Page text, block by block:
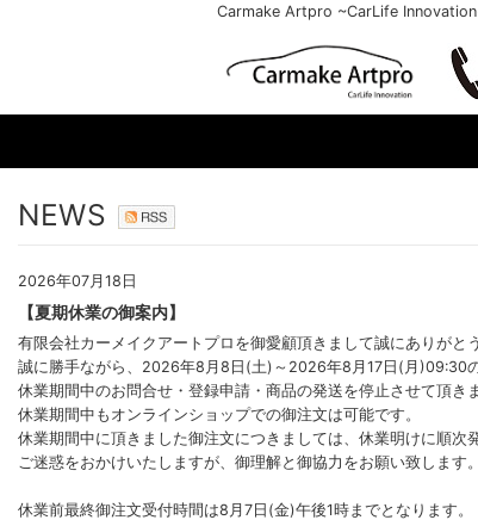
Carmake Artpro ~CarLife
NEWS
2026年07月18日
【夏期休業の御案内】
有限会社カーメイクアートプロを御愛顧頂きまして誠にありがと
誠に勝手ながら、2026年8月8日(土)～2026年8月17日(月)09:30
休業期間中のお問合せ・登録申請・商品の発送を停止させて頂きま
休業期間中もオンラインショップでの御注文は可能です。
休業期間中に頂きました御注文につきましては、休業明けに順次
ご迷惑をおかけいたしますが、御理解と御協力をお願い致します。
休業前最終御注文受付時間は8月7日(金)午後1時までとなります。